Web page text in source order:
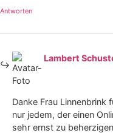
Antworten
Lambert
Danke Frau Linnenbrink
nur jedem, der einen
sehr ernst zu